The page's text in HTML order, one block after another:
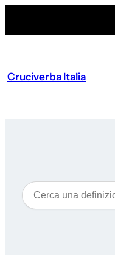
Cruciverba Italia
Cerca